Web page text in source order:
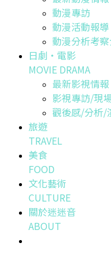
動漫專訪
動漫活動報導
動漫分析考
日劇・電影
MOVIE DRAMA
最新影視情報
影視專訪/現
觀後感/分析/
旅遊
TRAVEL
美食
FOOD
文化藝術
CULTURE
關於迷迷音
ABOUT